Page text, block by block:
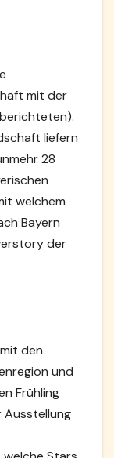
mit der
liefern
28
welchem
Bayern
der
den
und
Frühling
Ausstellung